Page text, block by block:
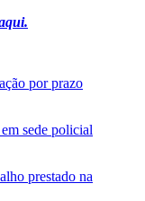
por prazo
sede policial
prestado na